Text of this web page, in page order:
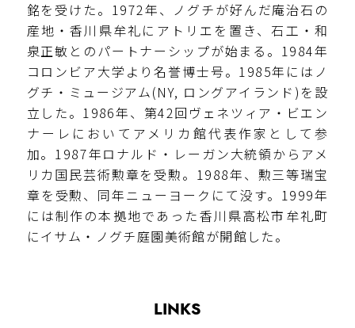
銘を受けた。1972年、ノグチが好んだ庵治石の
産地・香川県牟礼にアトリエを置き、石工・和
泉正敏とのパートナーシップが始まる。1984年
コロンビア大学より名誉博士号。1985年にはノ
グチ・ミュージアム(NY, ロングアイランド)を設
立した。1986年、第42回ヴェネツィア・ビエン
ナーレにおいてアメリカ館代表作家として参
加。1987年ロナルド・レーガン大統領からアメ
リカ国民芸術勲章を受勲。1988年、勲三等瑞宝
章を受勲、同年ニューヨークにて没す。1999年
には制作の本拠地であった香川県高松市牟礼町
にイサム・ノグチ庭園美術館が開館した。
LINKS